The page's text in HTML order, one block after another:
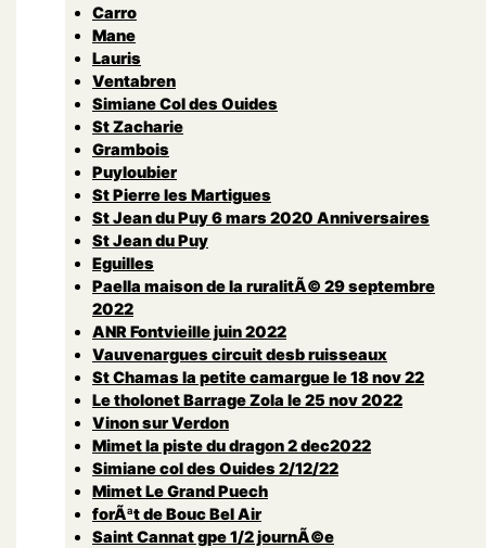
Carro
Mane
Lauris
Ventabren
Simiane Col des Ouides
St Zacharie
Grambois
Puyloubier
St Pierre les Martigues
St Jean du Puy 6 mars 2020 Anniversaires
St Jean du Puy
Eguilles
Paella maison de la ruralitÃ© 29 septembre
2022
ANR Fontvieille juin 2022
Vauvenargues circuit desb ruisseaux
St Chamas la petite camargue le 18 nov 22
Le tholonet Barrage Zola le 25 nov 2022
Vinon sur Verdon
Mimet la piste du dragon 2 dec2022
Simiane col des Ouides 2/12/22
Mimet Le Grand Puech
forÃªt de Bouc Bel Air
Saint Cannat gpe 1/2 journÃ©e